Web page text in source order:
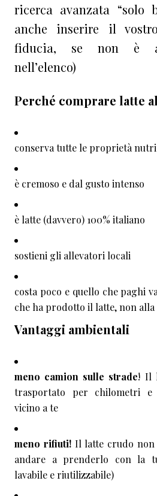
ricerca avanzata “solo
anche inserire il
fiducia, se non è
nell’elenco)
Perché comprare latte
conserva tutte le proprietà
è cremoso e dal gusto intenso
è latte (davvero) 100% italiano
sostieni gli allevatori locali
costa poco e quello che paghi
che ha prodotto il latte, non
Vantaggi ambientali
meno camion sulle strade! Il
trasportato per chilometri e
vicino a te
meno rifiuti!Il latte crudo non
andare a prenderlo con la
lavabile e riutilizzabile)